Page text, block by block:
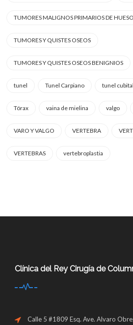
TUMORES MALIGNOS PRIMARIOS DE HUESO
TUMORES Y QUISTES OSEOS
TUMORES Y QUISTES OSEOS BENIGNIOS
tunel Tunel Carpiano tunel cubital
Tórax vaina de mielina valgo
VARO Y VALGO VERTEBRA
VERTEBRAS vertebroplastia
Clínica del Rey Cirugía de
Calle 5 #1809 Esq. Ave. Alvaro